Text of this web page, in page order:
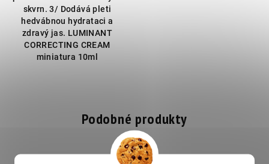
skvrn. 3/ Dodává pleti
hedvábnou hydrataci a
zdravý jas. LUMINANT
CORRECTING CREAM
miniatura 10ml
Podobné produkty